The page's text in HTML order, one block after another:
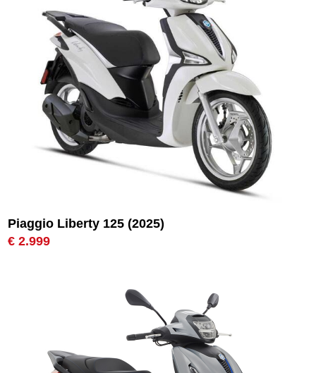
Piaggio Liberty 125 (2025)
€ 2.999